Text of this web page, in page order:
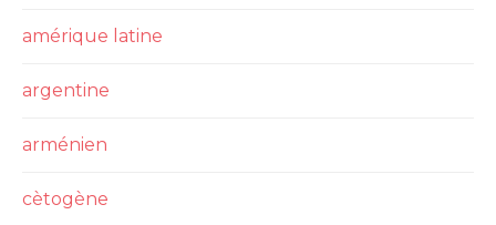
amérique latine
argentine
arménien
cètogène